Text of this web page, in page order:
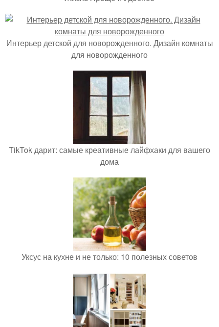
Интерьер детской для новорожденного. Дизайн комнаты
для новорожденного
TikTok дарит: самые креативные лайфхаки для вашего
дома
Уксус на кухне и не только: 10 полезных советов